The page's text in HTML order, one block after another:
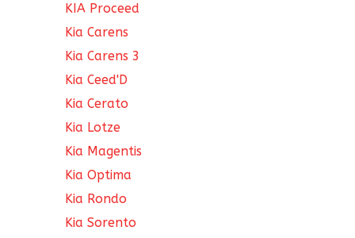
KIA Proceed
Kia Carens
Kia Carens 3
Kia Ceed'D
Kia Cerato
Kia Lotze
Kia Magentis
Kia Optima
Kia Rondo
Kia Sorento